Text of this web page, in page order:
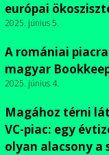
európai
2025. június 5.
A romániai
magyar
2025. június 4.
Magához térni
VC-piac: egy
olyan alacsony a